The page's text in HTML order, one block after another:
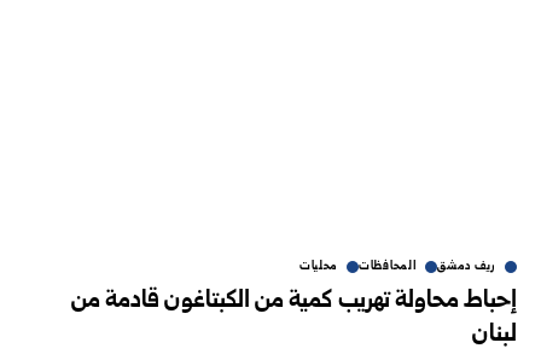
ريف دمشق المحافظات محليات
إحباط محاولة تهريب كمية من الكبتاغون قادمة من
لبنان